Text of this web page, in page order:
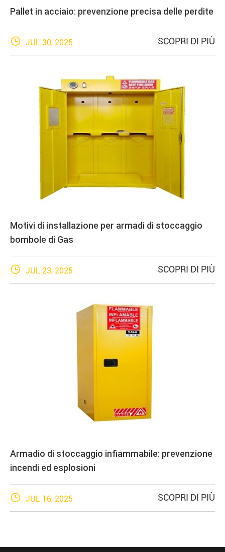
Pallet in acciaio: prevenzione precisa delle perdite
 JUL 30, 2025 SCOPRI DI PIÙ
Motivi di installazione per armadi di stoccaggio
bombole di Gas
 JUL 23, 2025 SCOPRI DI PIÙ
Armadio di stoccaggio infiammabile: prevenzione
incendi ed esplosioni
 JUL 16, 2025 SCOPRI DI PIÙ